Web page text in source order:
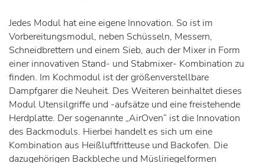
Jedes Modul hat eine eigene Innovation. So ist im
Vorbereitungsmodul, neben Schüsseln, Messern,
Schneidbrettern und einem Sieb, auch der Mixer in Form
einer innovativen Stand- und Stabmixer- Kombination zu
finden. Im Kochmodul ist der größenverstellbare
Dampfgarer die Neuheit. Des Weiteren beinhaltet dieses
Modul Utensilgriffe und -aufsätze und eine freistehende
Herdplatte. Der sogenannte „AirOven“ ist die Innovation
des Backmoduls. Hierbei handelt es sich um eine
Kombination aus Heißluftfritteuse und Backofen. Die
dazugehörigen Backbleche und Müsliriegelformen